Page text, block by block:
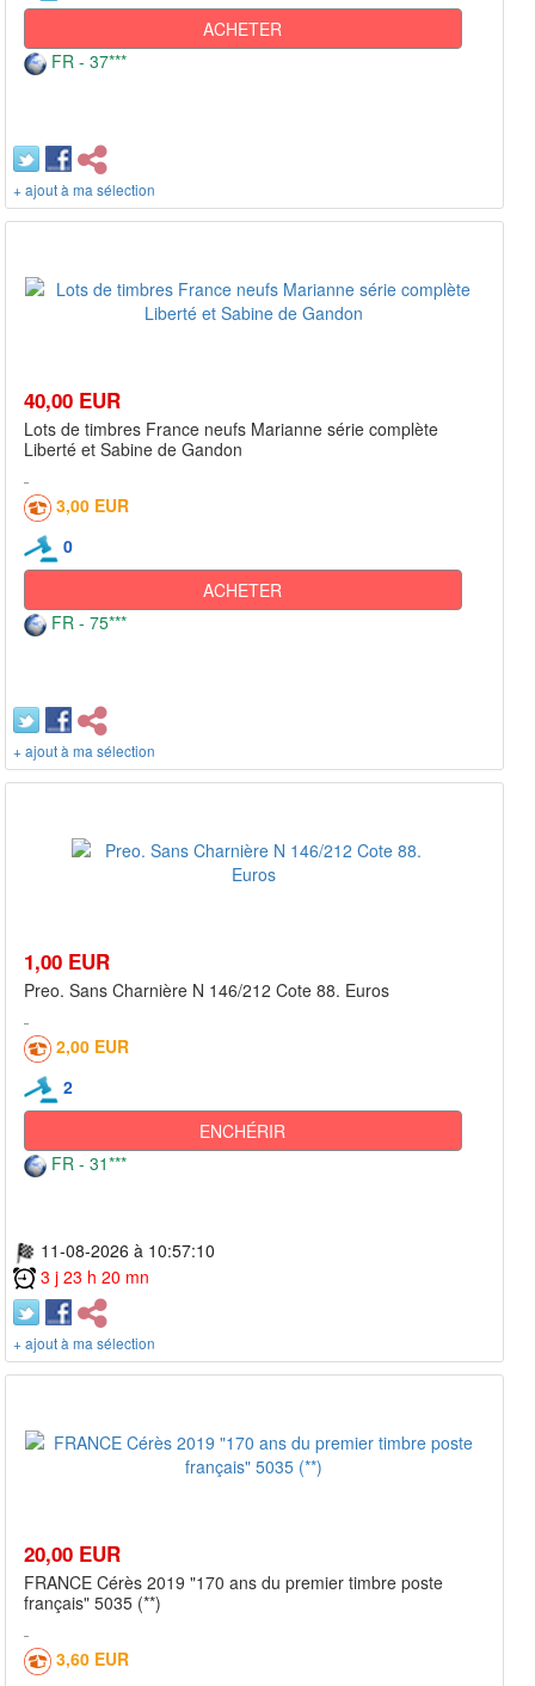
ACHETER
FR - 37***
+ ajout à ma sélection
40,00 EUR
Lots de timbres France neufs Marianne série complète
Liberté et Sabine de Gandon
3,00 EUR
0
ACHETER
FR - 75***
+ ajout à ma sélection
1,00 EUR
Preo. Sans Charnière N 146/212 Cote 88. Euros
2,00 EUR
2
ENCHÉRIR
FR - 31***
11-08-2026 à 10:57:10
3 j 23 h 20 mn
+ ajout à ma sélection
20,00 EUR
FRANCE Cérès 2019 "170 ans du premier timbre poste
français" 5035 (**)
3,60 EUR